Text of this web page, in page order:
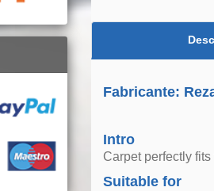
Fabricante:
Intro
Carpet perfectly
Suitable for